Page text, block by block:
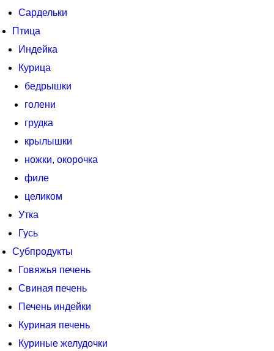
Сардельки
Птица
Индейка
Курица
бедрышки
голени
грудка
крылышки
ножки, окорочка
филе
целиком
Утка
Гусь
Субпродукты
Говяжья печень
Свиная печень
Печень индейки
Куриная печень
Куриные желудочки